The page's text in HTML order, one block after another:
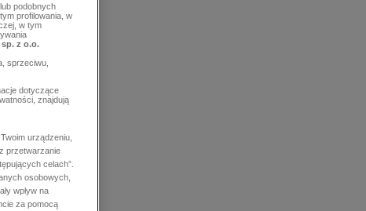
podobnych
profilowania, w
w tym
sp. z o.o.
sprzeciwu,
dotyczące
znajdują
urządzeniu,
przetwarzanie
celach”.
osobowych,
wpływ na
za pomocą